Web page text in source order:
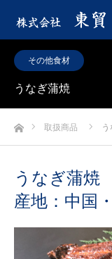
その他食材
うなぎ蒲焼
ホーム取扱商品
うなぎ蒲焼
産地：中国